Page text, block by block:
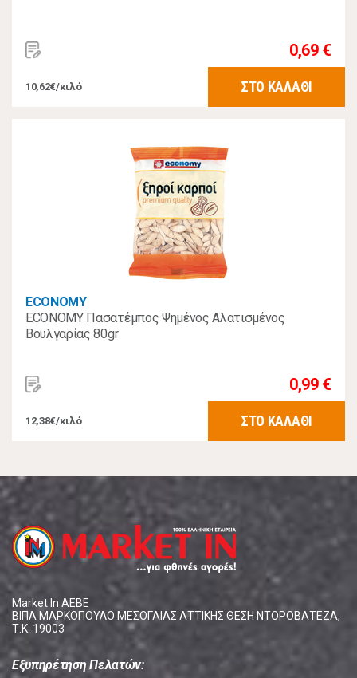
0,69 €
10,62€/κιλό ΣΤΟ ΚΑΛΑΘΙ
ECONOMY
ECONOMY Πασατέμπος Ψημένος Αλατισμένος
Βουλγαρίας 80gr
0,99 €
12,38€/κιλό ΣΤΟ ΚΑΛΑΘΙ
Market In ΑΕΒΕ
ΒΙΠΑ ΜΑΡΚΟΠΟΥΛΟ ΜΕΣΟΓΑΙΑΣ ΑΤΤΙΚΗΣ ΘΕΣΗ ΝΤΟΡΟΒΑΤΕΖΑ,
Τ.Κ. 19003
Εξυπηρέτηση Πελατών: